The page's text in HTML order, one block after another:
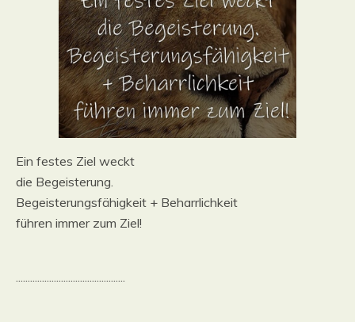
Ein festes Ziel weckt
die Begeisterung.
Begeisterungsfähigkeit + Beharrlichkeit
führen immer zum Ziel!
..............................................